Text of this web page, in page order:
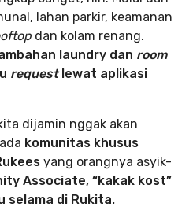
lahan parkir, keamanan
dan kolam renang.
laundry dan room
requestlewat aplikasi
dijamin nggak akan
komunitas khusus
yang orangnya asyik-
Associate, “kakak kost”
selama di Rukita.